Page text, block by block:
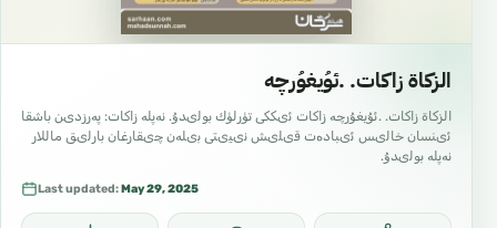
الزكاة زاكات. .ئۇيغۇرچە
الزكاة زاكات. .ئۇيغۇرچە زاكات ئىككى تۈرلۈك بولىدۇ. نەپلە زاكات: پەرزدىن باشقا
ئىنسان خالىس ئىبادەت قىلىش نىيىتى بىلەن چىقارغان بارلىق ماللار
نەپلە بولىدۇ.
Last updated:May 29, 2025